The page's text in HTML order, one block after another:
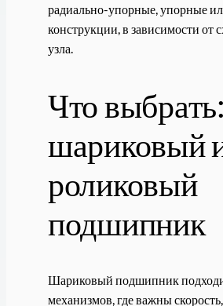
радиально-упорные, упорные
конструкции, в зависимости от
узла.
Что выбрать:
шариковый
роликовый
подшипник
Шариковый подшипник
механизмов, где важны